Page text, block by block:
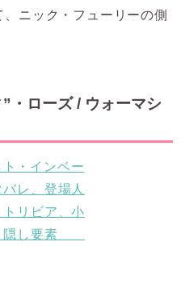
ニック・フューリーの側
・ローズ / ウォーマシ